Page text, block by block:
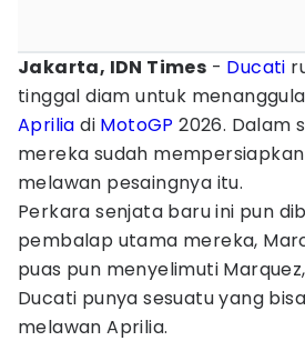
Jakarta, IDN Times - Ducati
tinggal diam untuk
Aprilia di MotoGP 2026. Dalam
mereka sudah
melawan pesaingnya itu.
Perkara senjata baru ini pun
pembalap utama mereka,
puas pun menyelimuti
Ducati punya sesuatu yang
melawan Aprilia.